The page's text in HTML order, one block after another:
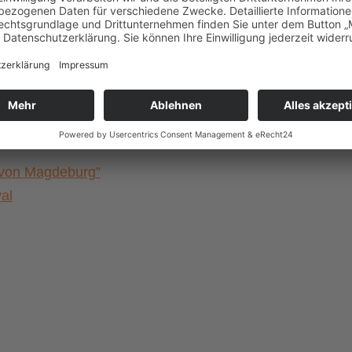
Magdeburg”